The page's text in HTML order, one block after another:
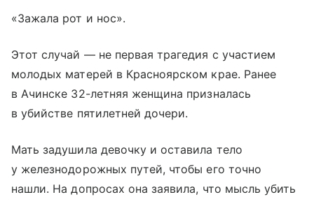
«Зажала рот и нос».
Этот случай — не первая трагедия с участием
молодых матерей в Красноярском крае. Ранее
в Ачинске 32-летняя женщина призналась
в убийстве пятилетней дочери.
Мать задушила девочку и оставила тело
у железнодорожных путей, чтобы его точно
нашли. На допросах она заявила, что мысль убить